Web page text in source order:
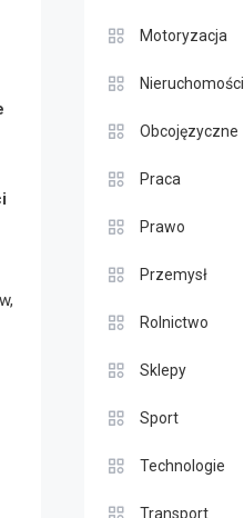
Motoryzacja
Nieruchomości
Obcojęzyczne
Praca
Prawo
Przemysł
Rolnictwo
Sklepy
Sport
Technologie
Transport